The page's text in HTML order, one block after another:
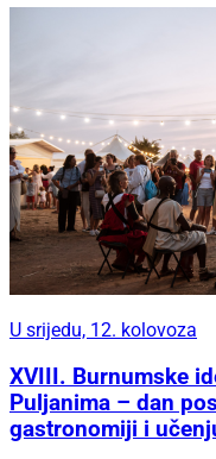
U srijedu, 12. kolovoza
XVIII. Burnumske
Puljanima – dan
gastronomiji i